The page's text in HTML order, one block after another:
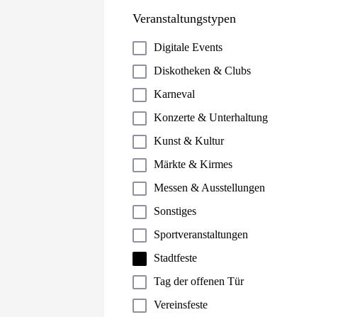
Veranstaltungstypen
Digitale Events
Diskotheken & Clubs
Karneval
Konzerte & Unterhaltung
Kunst & Kultur
Märkte & Kirmes
Messen & Ausstellungen
Sonstiges
Sportveranstaltungen
Stadtfeste
Tag der offenen Tür
Vereinsfeste